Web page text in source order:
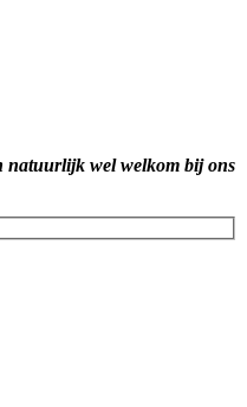
natuurlijk wel welkom bij ons